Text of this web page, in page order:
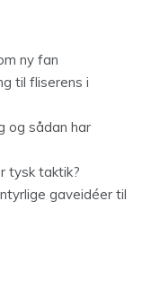
ny fan
til fliserens i
og sådan har
tysk taktik?
gaveidéer til